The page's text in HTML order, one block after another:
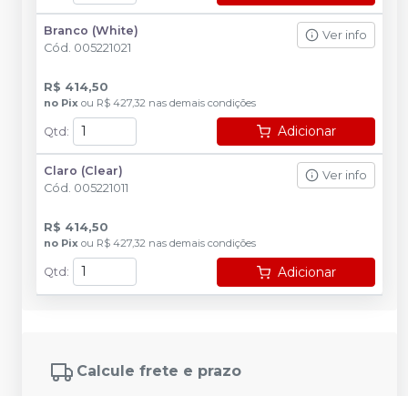
Branco (White)
Cód. 005221021
Ver info
R$ 414,50
no Pix ou R$ 427,32 nas demais condições
Qtd: Adicionar
Claro (Clear)
Cód. 005221011
Ver info
R$ 414,50
no Pix ou R$ 427,32 nas demais condições
Qtd : Adicionar
Calcule frete e prazo